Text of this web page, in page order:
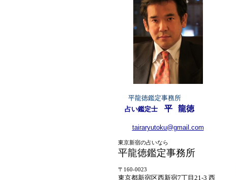
平龍徳鑑定事務所
占い鑑定士 平 龍徳
tairaryutoku@gmail.com
東京新宿の占いなら
平龍徳鑑定事務所
〒160-0023
東京都新宿区西新宿7丁目21-3 西